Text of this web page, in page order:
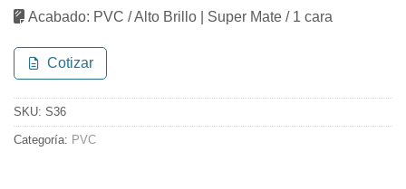
Acabado: PVC / Alto Brillo | Super Mate / 1 cara
Cotizar
SKU: S36
Categoría: PVC